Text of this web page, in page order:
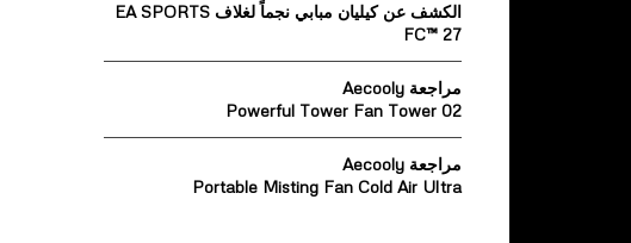
H
الكشف عن كيليان مبابي نجماً لغلاف EA SPORTS
FC™ 27
مراجعة Aecooly
Powerful Tower Fan Tower 02
مراجعة Aecooly
Portable Misting Fan Cold Air Ultra